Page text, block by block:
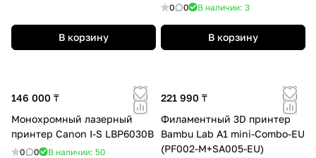
В корзину
0 0 В наличии: 3
В корзину
146 000 ₸
Монохромный лазерный
принтер Canon I-S LBP6030B
0 0 В наличии: 50
221 990 ₸
Филаментный 3D принтер
Bambu Lab A1 mini-Combo-EU
(PF002-M+SA005-EU)